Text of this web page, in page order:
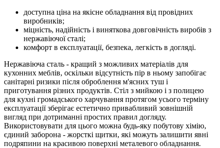
доступна ціна на якісне обладнання від провідних
виробників;
міцність, надійність і виняткова довговічність виробів з
нержавіючої сталі;
комфорт в експлуатації, безпека, легкість в догляді.
Нержавіюча сталь - кращий з можливих матеріалів для
кухонних меблів, оскільки відсутність пір в ньому запобігає
санітарні ризики після оброблення м'ясних туш і
приготування різних продуктів. Стіл з мийкою і з полицею
для кухні громадського харчування протягом усього терміну
експлуатації зберігає естетично привабливий зовнішній
вигляд при дотриманні простих правил догляду.
Використовувати для цього можна будь-яку побутову хімію,
єдиний заборона - жорсткі щитки, які можуть залишити явні
подряпини на красивою поверхні металевого обладнання.